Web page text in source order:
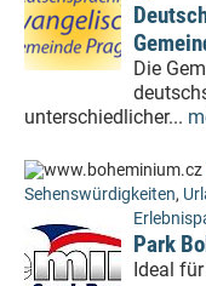
Die
unterschiedlicher...
Sehenswürdigkeiten,
Park
Ideal